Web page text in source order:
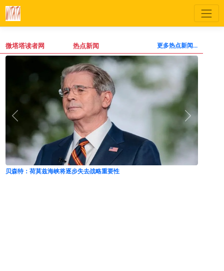
微塔塔读者网 热点新闻 更多热点新闻...
贝森特：荷莫兹海峡将逐步失去战略重要性